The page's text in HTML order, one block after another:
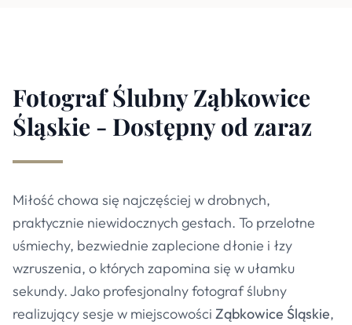
Fotograf Ślubny Ząbkowice
Śląskie - Dostępny od zaraz
Miłość chowa się najczęściej w drobnych,
praktycznie niewidocznych gestach. To przelotne
uśmiechy, bezwiednie zaplecione dłonie i łzy
wzruszenia, o których zapomina się w ułamku
sekundy. Jako profesjonalny fotograf ślubny
realizujący sesje w miejscowości Ząbkowice Śląskie,